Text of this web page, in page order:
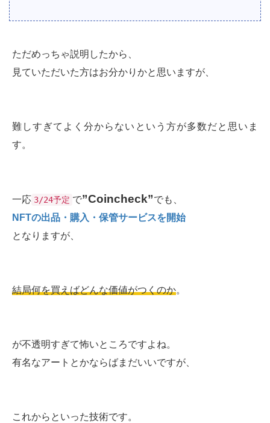
ただめっちゃ説明したから、
見ていただいた方はお分かりかと思いますが、
難しすぎてよく分からないという方が多数だと思いま
す。
一応 3/24予定 で”Coincheck”でも、
NFTの出品・購入・保管サービスを開始
となりますが、
結局何を買えばどんな価値がつくのか。
が不透明すぎて怖いところですよね。
有名なアートとかならばまだいいですが、
これからといった技術です。